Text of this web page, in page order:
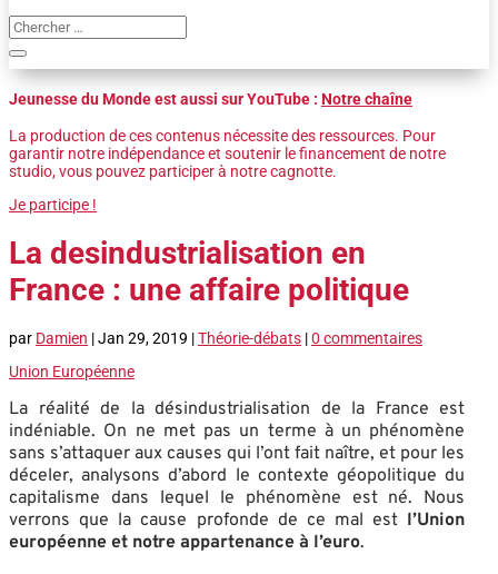
Jeunesse du Monde est aussi sur YouTube : Notre chaîne
La production de ces contenus nécessite des ressources. Pour
garantir notre indépendance et soutenir le financement de notre
studio, vous pouvez participer à notre cagnotte.
Je participe !
La desindustrialisation en
France : une affaire politique
par Damien |Jan 29, 2019 |Théorie-débats |0 commentaires
Union Européenne
La réalité de la désindustrialisation de la France est
indéniable. On ne met pas un terme à un phénomène
sans s’attaquer aux causes qui l’ont fait naître, et pour les
déceler, analysons d’abord le contexte géopolitique du
capitalisme dans lequel le phénomène est né. Nous
verrons que la cause profonde de ce mal est l’Union
européenne et notre appartenance à l’euro.